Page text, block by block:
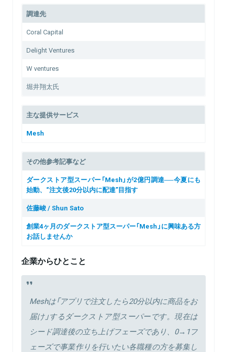
調達先
Coral Capital
Delight Ventures
W ventures
堀井翔太氏
主な提供サービス
Mesh
その他参考記事など
ダークストア型スーパー「Mesh」が2億円調達──今夏にも
始動、“注文後20分以内に配達”目指す
佐藤峻 / Shun Sato
創業4ヶ月のダークストア型スーパー「Mesh」に興味ある方
お話しませんか
企業からひとこと
Meshは「アプリで注文したら20分以内に商品をお
届け」するダークストア型スーパーです。現在は
シード調達後の立ち上げフェーズであり、0→1フ
ェーズで事業作りを行いたい各職種の方を募集し